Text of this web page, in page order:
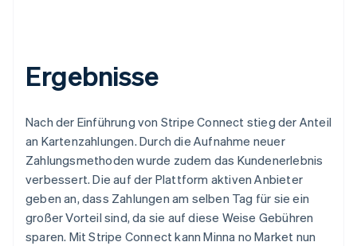
Ergebnisse
Nach der Einführung von Stripe Connect stieg der Anteil
an Kartenzahlungen. Durch die Aufnahme neuer
Zahlungsmethoden wurde zudem das Kundenerlebnis
verbessert. Die auf der Plattform aktiven Anbieter
geben an, dass Zahlungen am selben Tag für sie ein
großer Vorteil sind, da sie auf diese Weise Gebühren
sparen. Mit Stripe Connect kann Minna no Market nun